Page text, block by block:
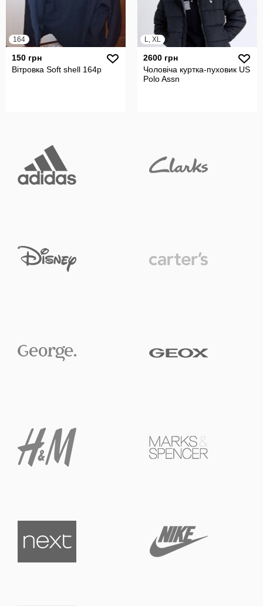
164
150 грн
Вітровка Soft shell 164р
L, XL
2600 грн
Чоловіча куртка-пуховик US
Polo Assn